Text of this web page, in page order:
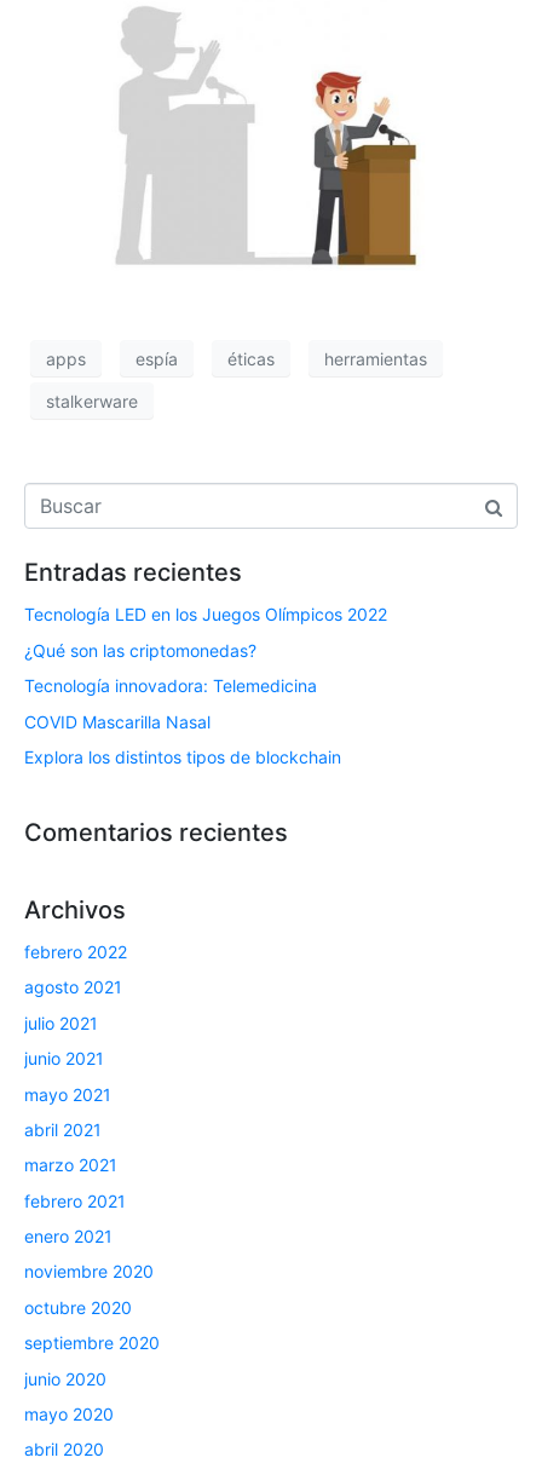
apps espía éticas herramientas
stalkerware
Entradas recientes
Tecnología LED en los Juegos Olímpicos 2022
¿Qué son las criptomonedas?
Tecnología innovadora: Telemedicina
COVID Mascarilla Nasal
Explora los distintos tipos de blockchain
Comentarios recientes
Archivos
febrero 2022
agosto 2021
julio 2021
junio 2021
mayo 2021
abril 2021
marzo 2021
febrero 2021
enero 2021
noviembre 2020
octubre 2020
septiembre 2020
junio 2020
mayo 2020
abril 2020